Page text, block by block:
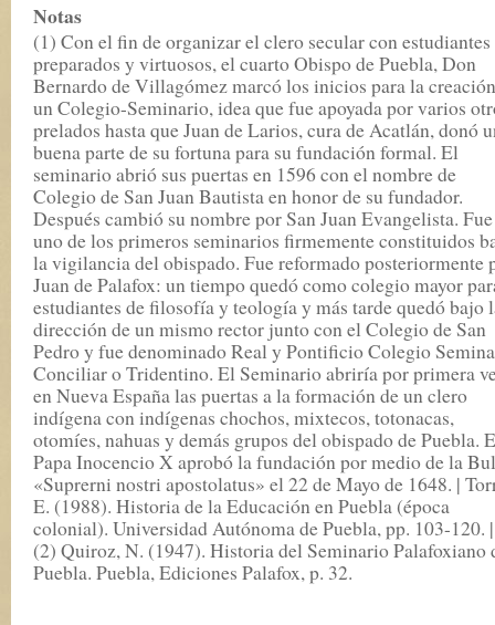
Notas
(1) Con el fin de organizar el clero secular con estudiantes
preparados y virtuosos, el cuarto Obispo de Puebla, Don
Bernardo de Villagómez marcó los inicios para la
un Colegio-Seminario, idea que fue apoyada por varios
prelados hasta que Juan de Larios, cura de Acatlán, donó
buena parte de su fortuna para su fundación formal. El
seminario abrió sus puertas en 1596 con el nombre de
Colegio de San Juan Bautista en honor de su fundador.
Después cambió su nombre por San Juan Evangelista. Fue
uno de los primeros seminarios firmemente constituidos
la vigilancia del obispado. Fue reformado posteriormente
Juan de Palafox: un tiempo quedó como colegio mayor
estudiantes de filosofía y teología y más tarde quedó bajo
dirección de un mismo rector junto con el Colegio de San
Pedro y fue denominado Real y Pontificio Colegio
Conciliar o Tridentino. El Seminario abriría por primera
en Nueva España las puertas a la formación de un clero
indígena con indígenas chochos, mixtecos, totonacas,
otomíes, nahuas y demás grupos del obispado de Puebla.
Papa Inocencio X aprobó la fundación por medio de la
«Suprerni nostri apostolatus» el 22 de Mayo de 1648. |
E. (1988). Historia de la Educación en Puebla (época
colonial). Universidad Autónoma de Puebla, pp. 103-120. |
(2) Quiroz, N. (1947). Historia del Seminario Palafoxiano
Puebla. Puebla, Ediciones Palafox, p. 32.